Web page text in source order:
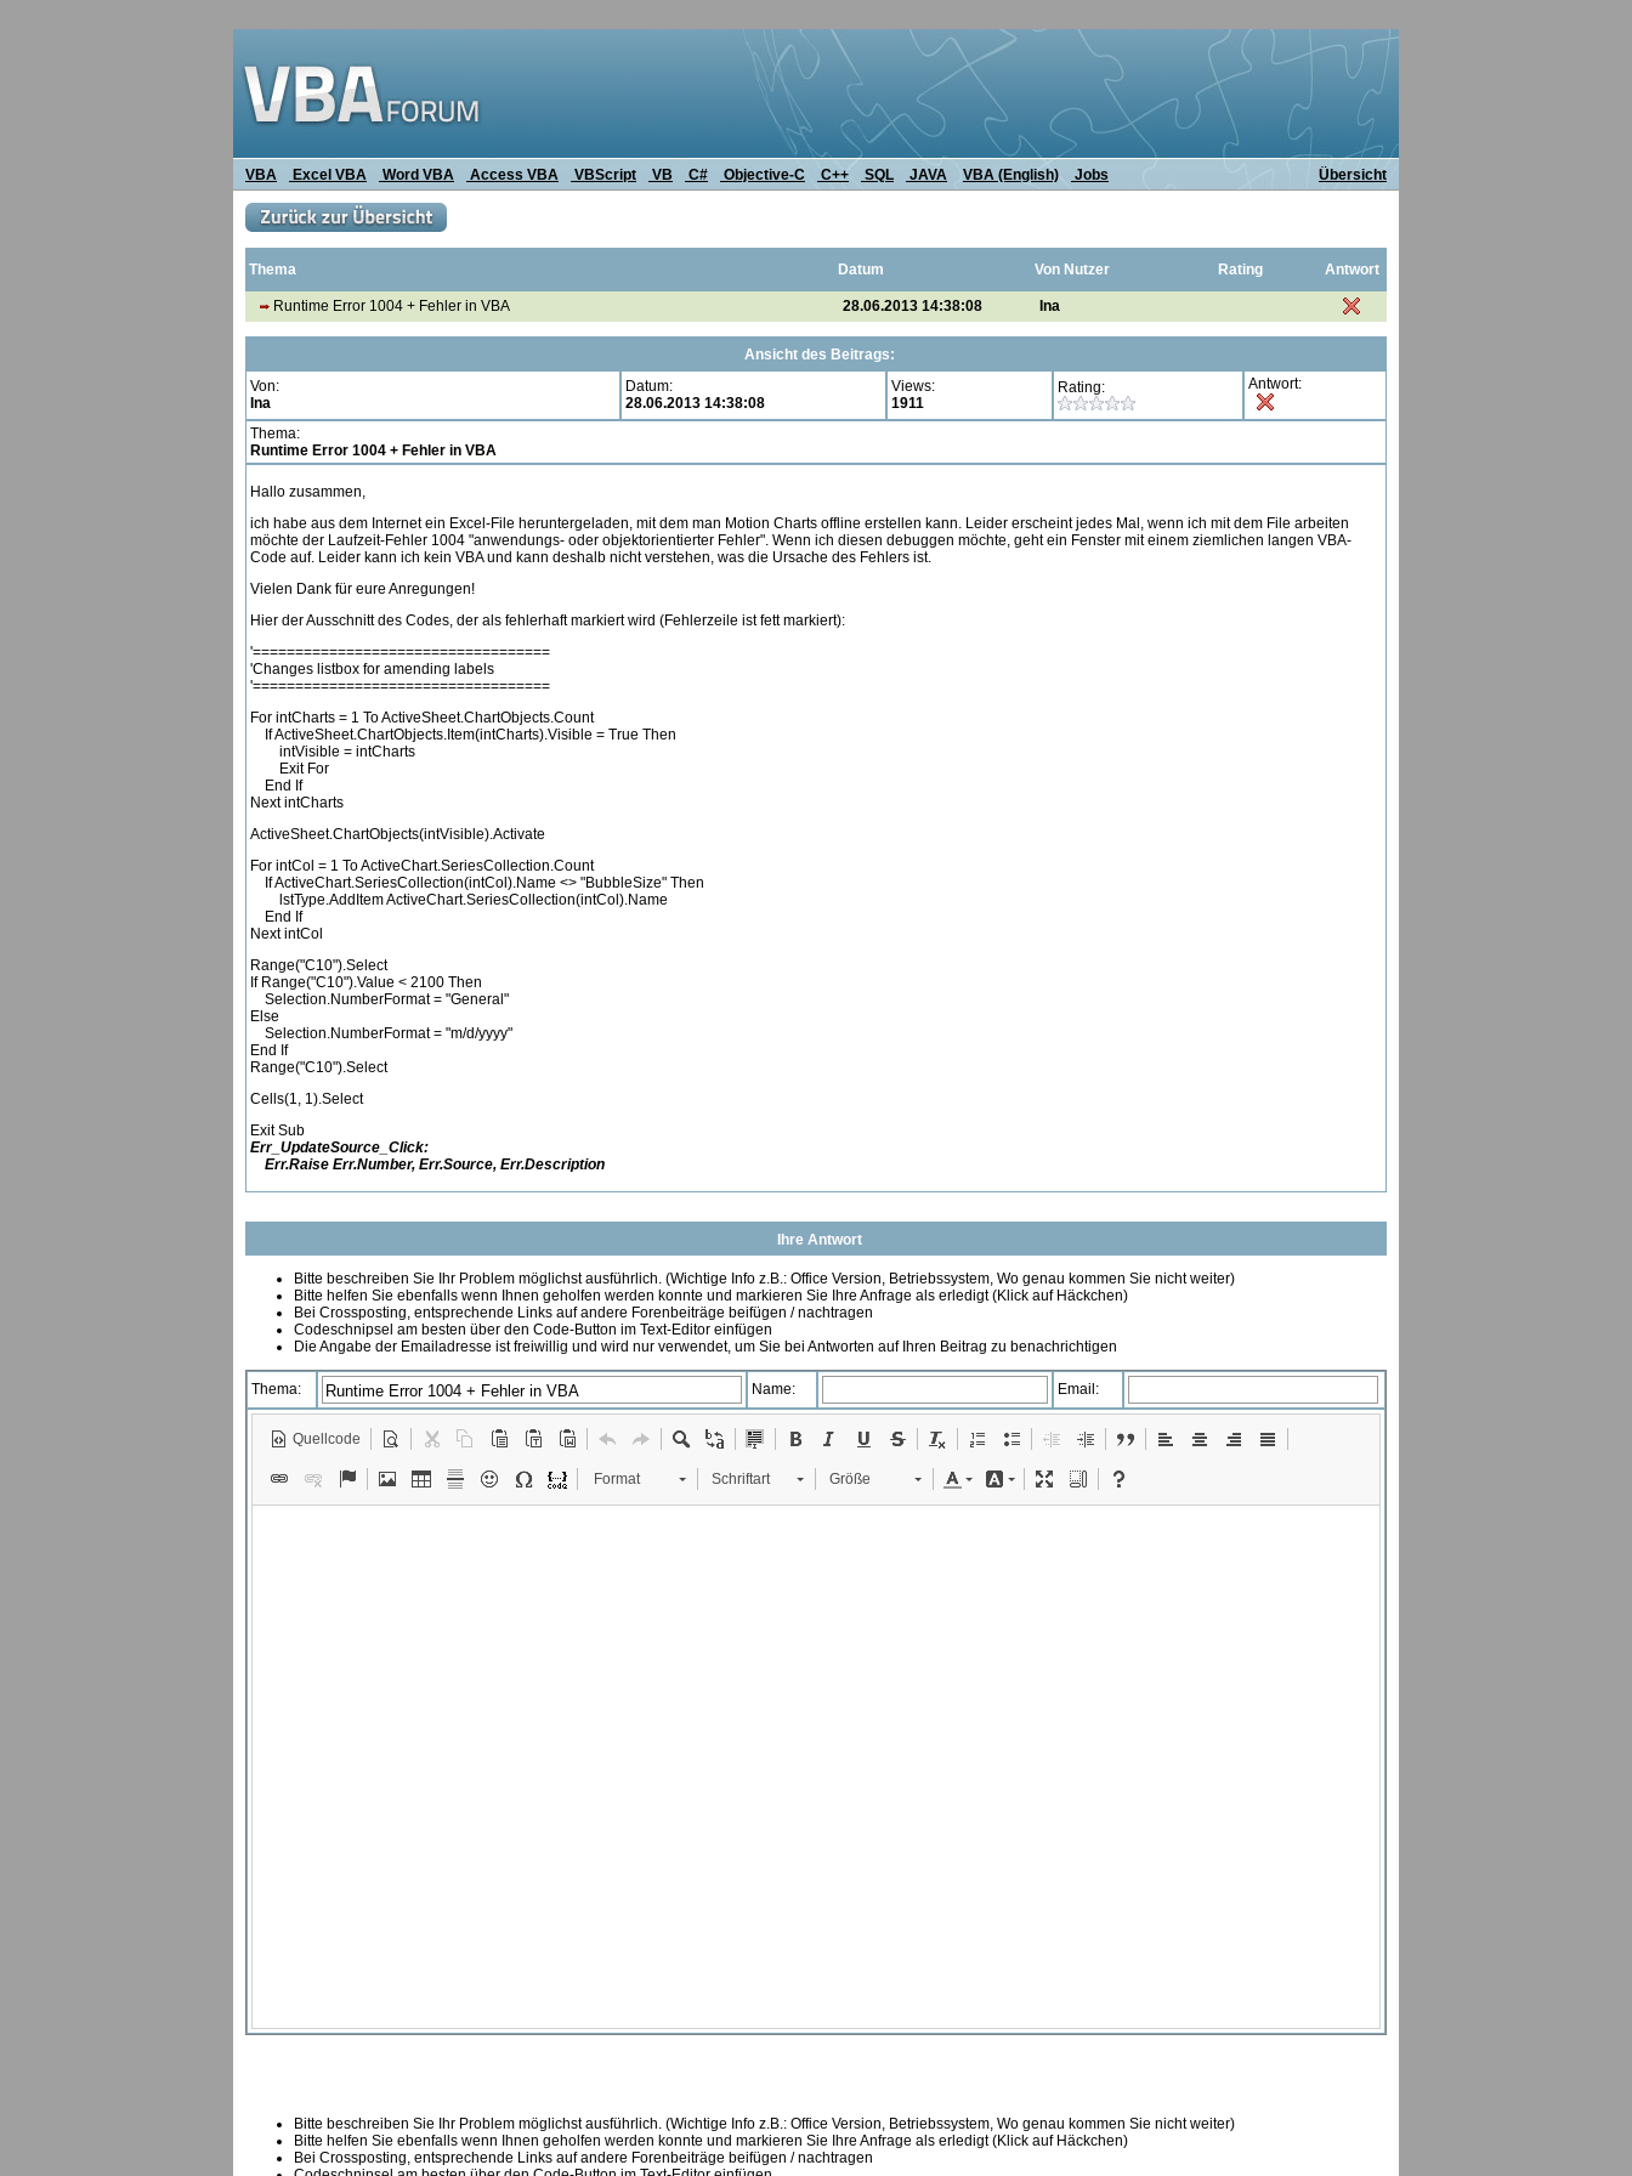
VBA Excel VBA Word VBA Access VBA VBScript VB C# Objective-C C++ SQL JAVA VBA (English) Jobs Übersicht
Thema Datum Von Nutzer Rating Antwort
Runtime Error 1004 + Fehler in VBA 28.06.2013 14:38:08 Ina
Ansicht des Beitrags:
Von:
Ina
Datum:
28.06.2013 14:38:08
Views:
1911
Rating: Antwort:
Thema:
Runtime Error 1004 + Fehler in VBA
Hallo zusammen,
ich habe aus dem Internet ein Excel-File heruntergeladen, mit dem man Motion Charts offline erstellen kann. Leider erscheint jedes Mal, wenn ich mit dem File arbeiten
möchte der Laufzeit-Fehler 1004 "anwendungs- oder objektorientierter Fehler". Wenn ich diesen debuggen möchte, geht ein Fenster mit einem ziemlichen langen VBA-
Code auf. Leider kann ich kein VBA und kann deshalb nicht verstehen, was die Ursache des Fehlers ist.
Vielen Dank für eure Anregungen!
Hier der Ausschnitt des Codes, der als fehlerhaft markiert wird (Fehlerzeile ist fett markiert):
'===================================
'Changes listbox for amending labels
'===================================
For intCharts = 1 To ActiveSheet.ChartObjects.Count
If ActiveSheet.ChartObjects.Item(intCharts).Visible = True Then
intVisible = intCharts
Exit For
End If
Next intCharts
ActiveSheet.ChartObjects(intVisible).Activate
For intCol = 1 To ActiveChart.SeriesCollection.Count
If ActiveChart.SeriesCollection(intCol).Name <> "BubbleSize" Then
lstType.AddItem ActiveChart.SeriesCollection(intCol).Name
End If
Next intCol
Range("C10").Select
If Range("C10").Value < 2100 Then
Selection.NumberFormat = "General"
Else
Selection.NumberFormat = "m/d/yyyy"
End If
Range("C10").Select
Cells(1, 1).Select
Exit Sub
Err_UpdateSource_Click:
Err.Raise Err.Number, Err.Source, Err.Description
Ihre Antwort
Bitte beschreiben Sie Ihr Problem möglichst ausführlich. (Wichtige Info z.B.: Office Version, Betriebssystem, Wo genau kommen Sie nicht weiter)
Bitte helfen Sie ebenfalls wenn Ihnen geholfen werden konnte und markieren Sie Ihre Anfrage als erledigt (Klick auf Häckchen)
Bei Crossposting, entsprechende Links auf andere Forenbeiträge beifügen / nachtragen
Codeschnipsel am besten über den Code-Button im Text-Editor einfügen
Die Angabe der Emailadresse ist freiwillig und wird nur verwendet, um Sie bei Antworten auf Ihren Beitrag zu benachrichtigen
Thema: Name: Email:
Quellcode
Format Schriftart Größe
Bitte beschreiben Sie Ihr Problem möglichst ausführlich. (Wichtige Info z.B.: Office Version, Betriebssystem, Wo genau kommen Sie nicht weiter)
Bitte helfen Sie ebenfalls wenn Ihnen geholfen werden konnte und markieren Sie Ihre Anfrage als erledigt (Klick auf Häckchen)
Bei Crossposting, entsprechende Links auf andere Forenbeiträge beifügen / nachtragen